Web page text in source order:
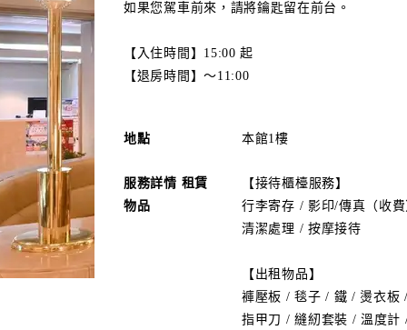
如果您駕車前來，請將鑰匙留在前台。
【入住時間】15:00 起
【退房時間】～11:00
地點 本館1樓
服務詳情 租賃
物品
【接待櫃檯服務】
行李寄存 / 影印/傳真（收
清潔處理 / 按摩接待
【出租物品】
褲壓板 / 毯子 / 鐵 / 燙衣板
指甲刀 / 縫紉套裝 / 溫度計